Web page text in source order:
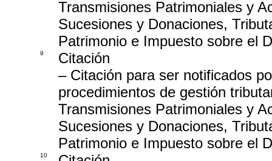
Transmisiones Patrimoniales y
Sucesiones y Donaciones,
Patrimonio e Impuesto sobre el
9
Citación
– Citación para ser notificados
procedimientos de gestión
Transmisiones Patrimoniales y
Sucesiones y Donaciones,
Patrimonio e Impuesto sobre el
10